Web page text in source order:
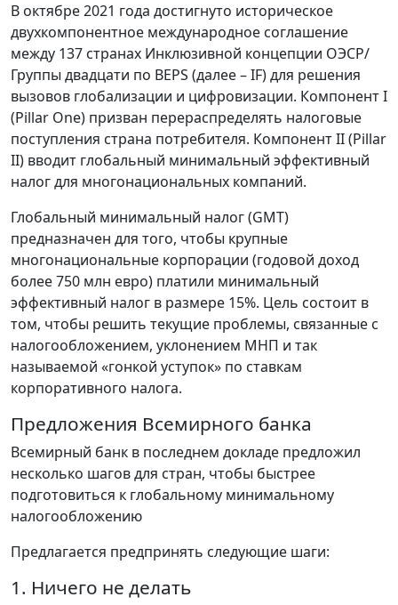
В октябре 2021 года достигнуто историческое
двухкомпонентное международное соглашение
между 137 странах Инклюзивной концепции ОЭСР/
Группы двадцати по BEPS (далее – IF) для решения
вызовов глобализации и цифровизации. Компонент I
(Pillar One) призван перераспределять налоговые
поступления страна потребителя. Компонент II (Pillar
II) вводит глобальный минимальный эффективный
налог для многонациональных компаний.
Глобальный минимальный налог (GMT)
предназначен для того, чтобы крупные
многонациональные корпорации (годовой доход
более 750 млн евро) платили минимальный
эффективный налог в размере 15%. Цель состоит в
том, чтобы решить текущие проблемы, связанные с
налогообложением, уклонением МНП и так
называемой «гонкой уступок» по ставкам
корпоративного налога.
Предложения Всемирного банка
Всемирный банк в последнем докладе предложил
несколько шагов для стран, чтобы быстрее
подготовиться к глобальному минимальному
налогообложению
Предлагается предпринять следующие шаги:
1. Ничего не делать